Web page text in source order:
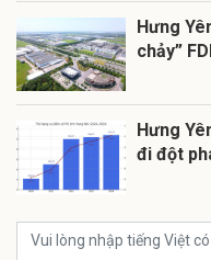
Hưng
chảy”
Hưng
đi đột